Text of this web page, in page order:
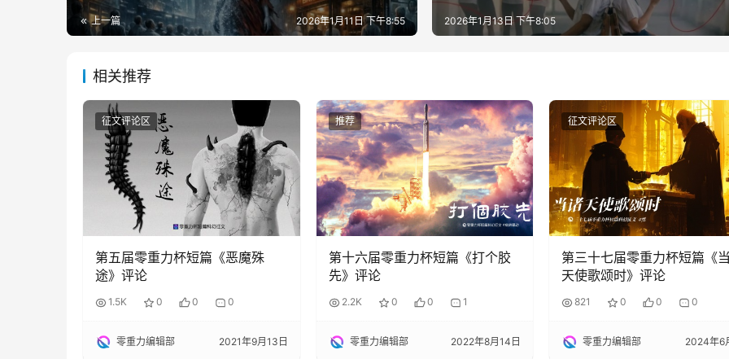
上一篇 2026年1月11日 下午8:55 2026年1月13日 下午8:05
相关推荐
征文评论区
第五届零重力杯短篇《恶魔殊
途》评论
1.5K 0 0 0
零重力编辑部 2021年9月13日
推荐
第十六届零重力杯短篇《打个胶
先》评论
2.2K 0 0 1
零重力编辑部 2022年8月14日
征文评论区
第三十七届零重力杯短篇《
天使歌颂时》评论
821 0 0 0
零重力编辑部 2024年6